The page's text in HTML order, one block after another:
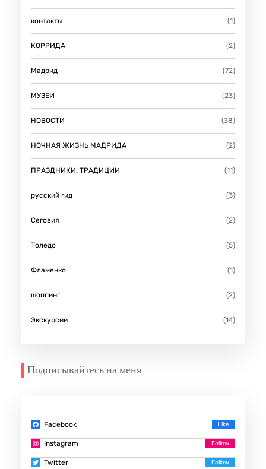
контакты (1)
КОРРИДА (2)
Мадрид (72)
МУЗЕИ (23)
НОВОСТИ (38)
НОЧНАЯ ЖИЗНЬ МАДРИДА (2)
ПРАЗДНИКИ. ТРАДИЦИИ (11)
русский гид (3)
Сеговия (2)
Толедо (5)
Фламенко (1)
шоппинг (2)
Экскурсии (14)
Подписывайтесь на меня
Facebook
Instagram
Twitter